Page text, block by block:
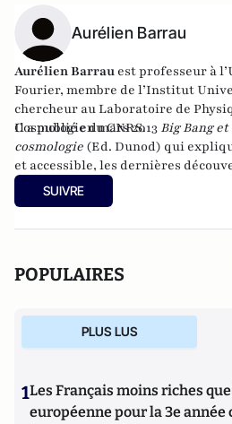
Aurélien Barrau
Aurélien Barrau est professeur à
Fourier, membre de l’Institut
chercheur au Laboratoire de
Cosmologie du CNRS.
Il a publié en mars 2013 Big Bang
cosmologie (Ed. Dunod) qui
et accessible, les dernières
des
Univers multiples
SUIVRE
POPULAIRES
PLUS LUS
1Les Français moins riches
européenne pour la 3e